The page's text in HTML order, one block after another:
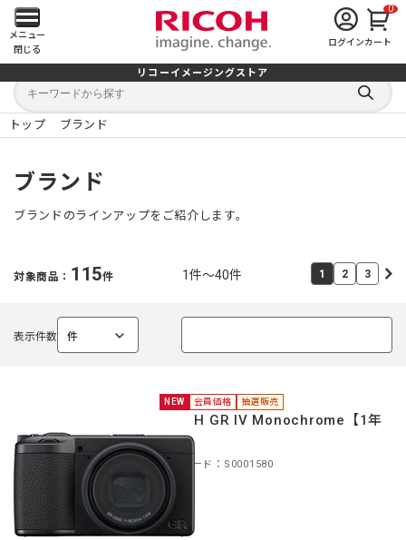
メ
イ
ン
メ
ニ
ュ
を
開
メニュー
閉じる
ログイン
0
カート
リコーイメージングストア
キ
ワ
ー
キ
検
索
る
トップ ブランド
ブランド
ブランドのラインアップをご紹介します。
対象商品： 115件 1件～40件 1 2 3
表示件数 件
選
NEW 会員価格 抽選販売
RICOH GR IV Monochrome【1年
保証】
商品コード：S0001580